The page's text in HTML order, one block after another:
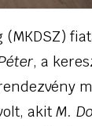
(MKDSZ)
, a
akitM.